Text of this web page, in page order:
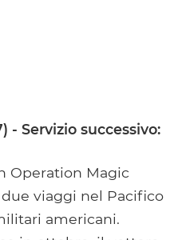
- Servizio successivo:
Operation Magic
viaggi nel Pacifico
americani.